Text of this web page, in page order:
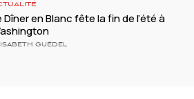
Dîner en Blanc fête la fin de l’été à
GUÉDEL